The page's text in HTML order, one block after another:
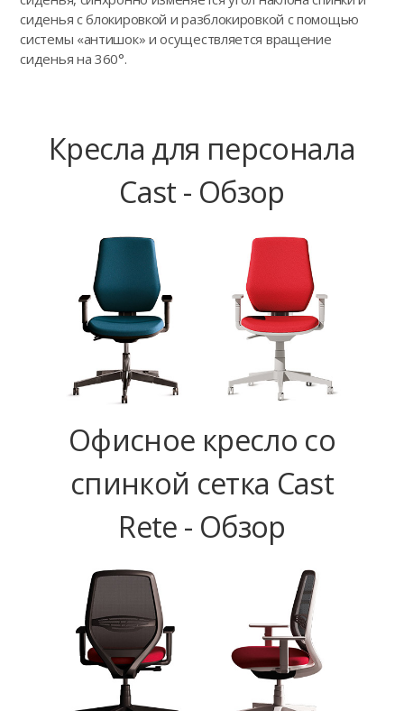
сиденья с блокировкой и разблокировкой с помощью
системы «антишок» и осуществляется вращение
сиденья на 360°.
Кресла для персонала
Cast - Обзор
Офисное кресло со
спинкой сетка Cast
Rete - Обзор